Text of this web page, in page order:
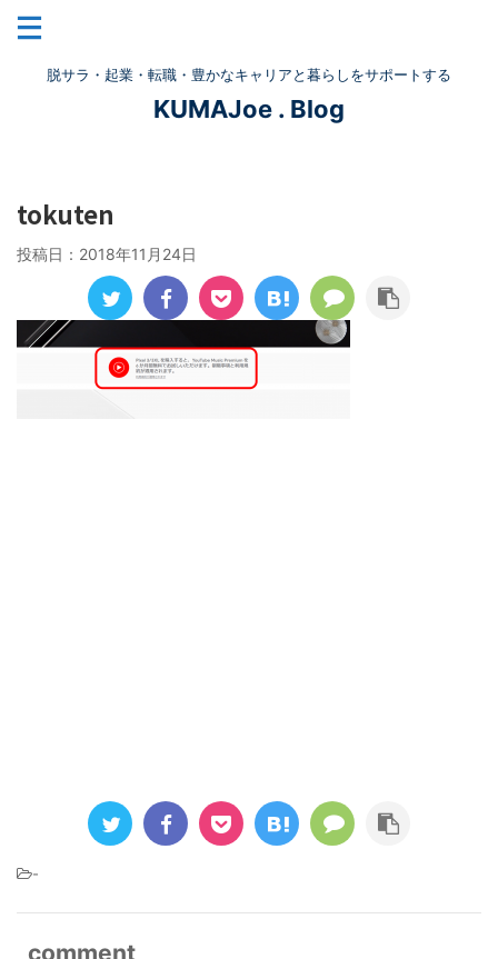
脱サラ・起業・転職・豊かなキャリアと暮らしをサポートする
KUMAJoe . Blog
tokuten
投稿日： 2018年11月24日
-
comment